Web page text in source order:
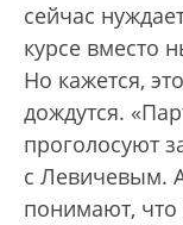
сейчас
курсе вместо
Но кажется,
дождутся.
проголосуют
с Левичевым.
понимают, что